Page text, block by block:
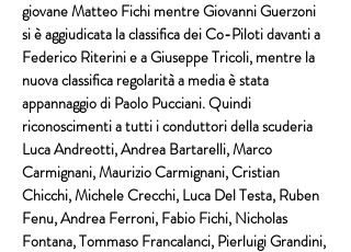
giovane Matteo Fichi mentre Giovanni Guerzoni
si è aggiudicata la classifica dei Co-Piloti davanti a
Federico Riterini e a Giuseppe Tricoli, mentre la
nuova classifica regolarità a media è stata
appannaggio di Paolo Pucciani. Quindi
riconoscimenti a tutti i conduttori della scuderia
Luca Andreotti, Andrea Bartarelli, Marco
Carmignani, Maurizio Carmignani, Cristian
Chicchi, Michele Crecchi, Luca Del Testa, Ruben
Fenu, Andrea Ferroni, Fabio Fichi, Nicholas
Fontana, Tommaso Francalanci, Pierluigi Grandini,